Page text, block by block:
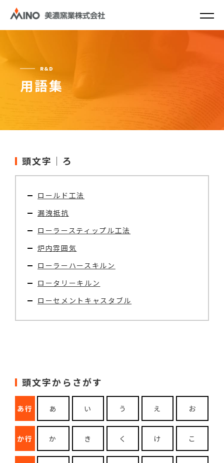
R&D
用語集
頭文字｜ろ
ロールド工法
漏洩抵抗
ローラースティップル工法
炉内雰囲気
ローラーハースキルン
ロータリーキルン
ローセメントキャスタブル
頭文字からさがす
あ行 あ い う え お
か行 か き く け こ